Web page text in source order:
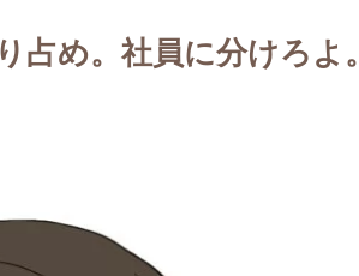
占め。社員に分けろよ。